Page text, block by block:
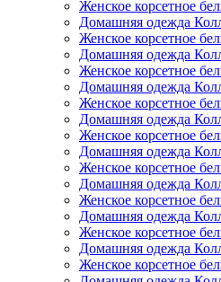
Женское корсетное
Домашняя одежда
Женское корсетное
Домашняя одежда
Женское корсетное
Домашняя одежда
Женское корсетное
Домашняя одежда
Женское корсетное
Домашняя одежда
Женское корсетное
Домашняя одежда
Женское корсетное
Домашняя одежда
Женское корсетное
Домашняя одежда
Женское корсетное